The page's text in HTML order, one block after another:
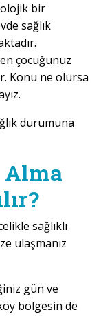
bir
sağlık
çocuğunuz
Konu ne olursa
durumuna
Alma
sağlıklı
ulaşmanız
gün ve
bölgesin de